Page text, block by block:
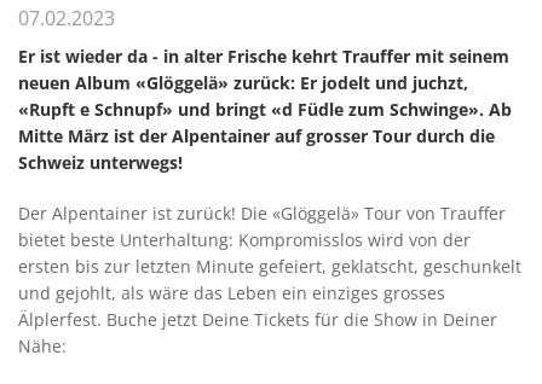
07.02.2023
Er ist wieder da - in alter Frische kehrt Trauffer mit seinem
neuen Album «Glöggelä» zurück: Er jodelt und juchzt,
«Rupft e Schnupf» und bringt «d Füdle zum Schwinge». Ab
Mitte März ist der Alpentainer auf grosser Tour durch die
Schweiz unterwegs!
Der Alpentainer ist zurück! Die «Glöggelä» Tour von Trauffer
bietet beste Unterhaltung: Kompromisslos wird von der
ersten bis zur letzten Minute gefeiert, geklatscht, geschunkelt
und gejohlt, als wäre das Leben ein einziges grosses
Älplerfest. Buche jetzt Deine Tickets für die Show in Deiner
Nähe: